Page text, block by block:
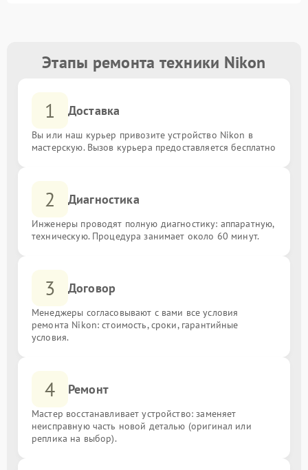
Этапы ремонта техники Nikon
1 Доставка
Вы или наш курьер привозите устройство Nikon в
мастерскую. Вызов курьера предоставляется бесплатно
2 Диагностика
Инженеры проводят полную диагностику: аппаратную,
техническую. Процедура занимает около 60 минут.
3 Договор
Менеджеры согласовывают с вами все условия
ремонта Nikon: стоимость, сроки, гарантийные
условия.
4 Ремонт
Мастер восстанавливает устройство: заменяет
неисправную часть новой деталью (оригинал или
реплика на выбор).